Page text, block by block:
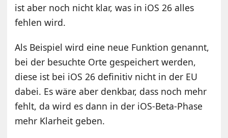
ist aber noch nicht klar, was in iOS 26 alles
fehlen wird.
Als Beispiel wird eine neue Funktion genannt,
bei der besuchte Orte gespeichert werden,
diese ist bei iOS 26 definitiv nicht in der EU
dabei. Es wäre aber denkbar, dass noch mehr
fehlt, da wird es dann in der iOS-Beta-Phase
mehr Klarheit geben.